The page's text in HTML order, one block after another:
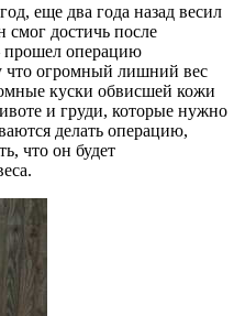
еще два года назад весил
достичь после
операцию
что огромный лишний вес
куски обвисшей кожи
и груди, которые нужно
делать операцию,
что он будет